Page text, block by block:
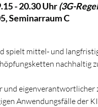
- 20.30 Uhr(3G-
Seminarraum C
mittel- und
nachhaltig
eigenverantwortlicher
Anwendungsfälle der